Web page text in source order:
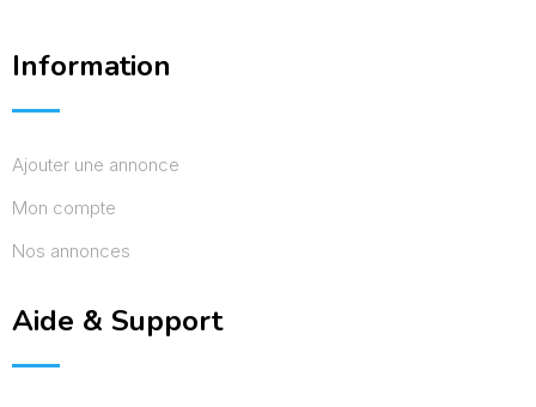
Information
Ajouter une annonce
Mon compte
Nos annonces
Aide & Support